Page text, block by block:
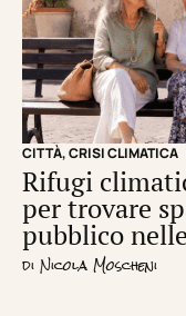
CITTÀ,CRISI CLIMATICA
Rifugi
per trovare
pubblico
di Nicola Moscheni